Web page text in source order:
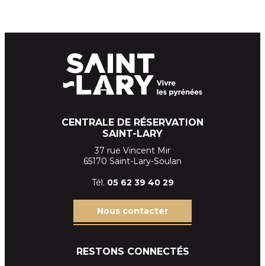
CENTRALE DE RÉSERVATION
SAINT-LARY
37 rue Vincent Mir
65170 Saint-Lary-Soulan
Tél. 05 62 39 40 29
Nous contacter
RESTONS CONNECTÉS